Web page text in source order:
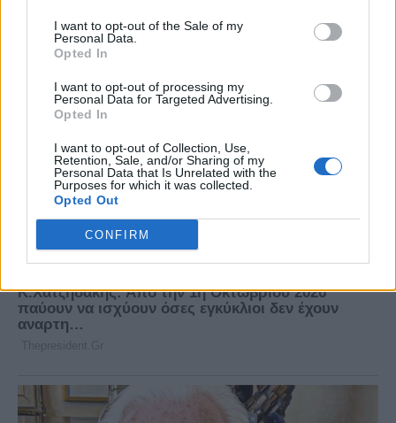
I want to opt-out of the Sale of my
Personal Data.
Opted In
I want to opt-out of processing my
Personal Data for Targeted Advertising.
Opted In
I want to opt-out of Collection, Use,
Retention, Sale, and/or Sharing of my
Personal Data that Is Unrelated with the
Purposes for which it was collected.
Opted Out
CONFIRM